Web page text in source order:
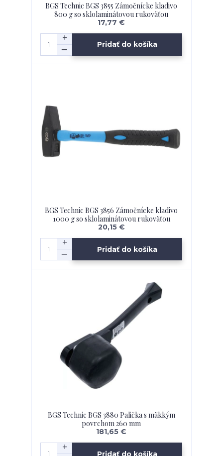
BGS Technic BGS 3855 Zámočnícke kladivo
800 g so sklolaminátovou rukoväťou
17,77 €
Pridať do košíka
BGS Technic BGS 3856 Zámočnícke kladivo
1000 g so sklolaminátovou rukoväťou
20,15 €
Pridať do košíka
BGS Technic BGS 3880 Palička s mäkkým
povrchom 260 mm
181,65 €
Pridať do košíka